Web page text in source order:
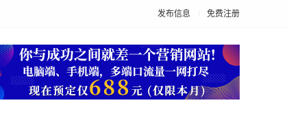
发布信息 免费注册